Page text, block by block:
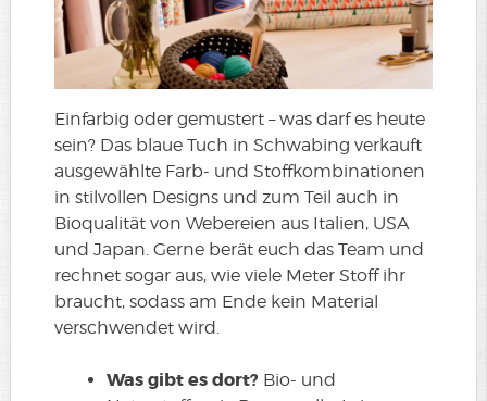
Einfarbig oder gemustert – was darf es heute
sein? Das blaue Tuch in Schwabing verkauft
ausgewählte Farb- und Stoffkombinationen
in stilvollen Designs und zum Teil auch in
Bioqualität von Webereien aus Italien, USA
und Japan. Gerne berät euch das Team und
rechnet sogar aus, wie viele Meter Stoff ihr
braucht, sodass am Ende kein Material
verschwendet wird.
Was gibt es dort? Bio- und